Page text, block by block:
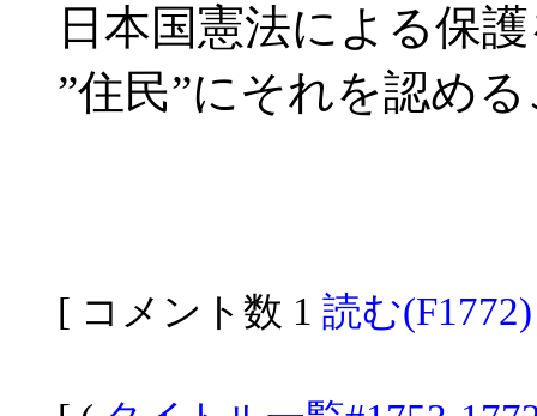
日本国憲法による保
”住民”にそれを認め
[ コメント数 1 読む(F1772)